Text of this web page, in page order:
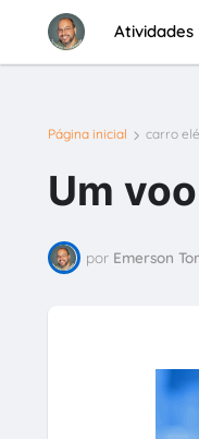
Atividades
Página inicial carro
Um
por Emerson